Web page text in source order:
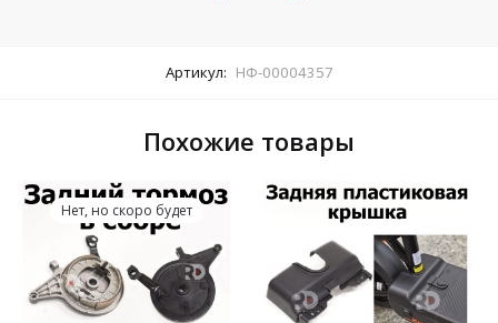
Артикул: НФ-00004357
Похожие товары
Нет, но скоро будет